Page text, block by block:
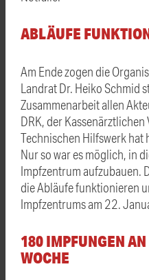
ABLÄUFE
Am Ende zogen die
Landrat Dr. Heiko Schmid
Zusammenarbeit allen
DRK, der
Technischen Hilfswerk
Nur so war es möglich, in
Impfzentrum aufzubauen.
die Abläufe funktionieren
Impfzentrums am 22.
180 IMPFUNGEN
WOCHE